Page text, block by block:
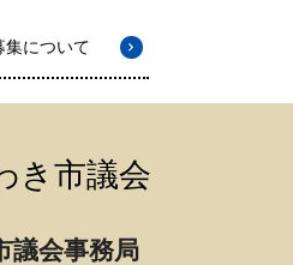
集について
き市議会
議会事務局